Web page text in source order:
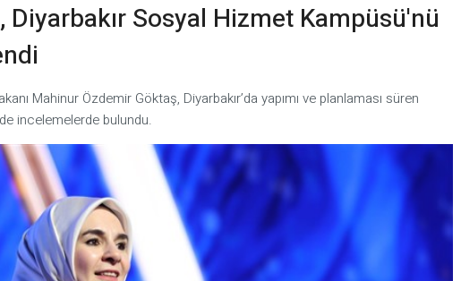
Diyarbakır Sosyal Hizmet Kampüsü'nü
Mahinur Özdemir Göktaş, Diyarbakır’da yapımı ve planlaması süren
incelemelerde bulundu.